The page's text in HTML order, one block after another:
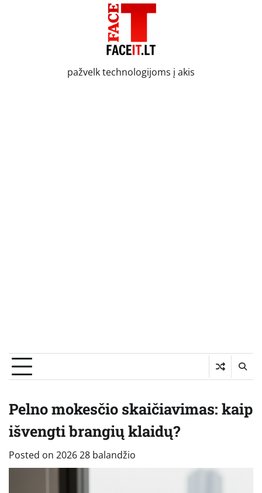
pažvelk technologijoms į akis
Pelno mokesčio skaičiavimas: kaip
išvengti brangių klaidų?
Posted on 2026 28 balandžio